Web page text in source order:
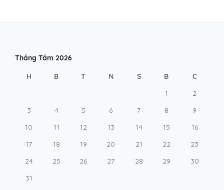
Tháng Tám 2026
H B T N S B C
1
2
3
4 5 6 7 8
9
10
11 12 13 14 15
16
17
18 19 20 21 22
23
24
25 26 27 28 29
30
31